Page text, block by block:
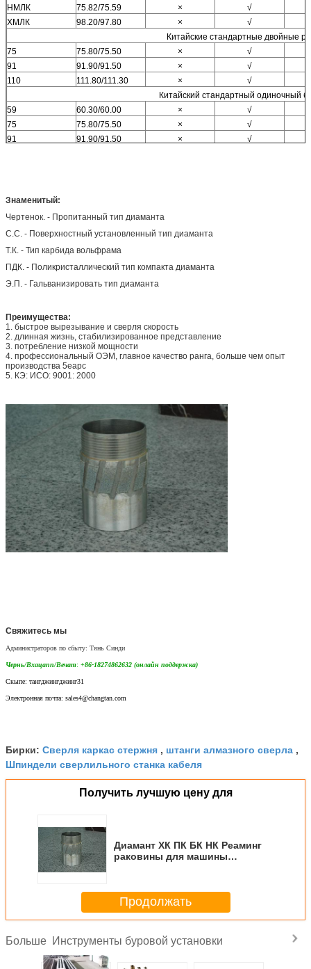
НМЛК
75.82/75.59 ×
√
ХМЛК
98.20/97.80 ×
√
Китайские стандартные двойные
75
75.80/75.50 ×
√
91
91.90/91.50 ×
√
110
111.80/111.30 ×
√
Китайский стандартный одиночный
59
60.30/60.00 ×
√
75
75.80/75.50 ×
√
91
91.90/91.50 ×
√
170
219
225.80/225.40
Знаменитый:
Чертенок. - Пропитанный тип диаманта
С.С. - Поверхностный установленный тип диаманта
Т.К. - Тип карбида вольфрама
ПДК. - Поликристаллический тип компакта диаманта
Э.П. - Гальванизировать тип диаманта
Преимущества:
1. быстрое вырезывание и сверля скорость
2. длинная жизнь, стабилизированное представление
3. потребление низкой мощности
4. профессиональный ОЭМ, главное качество ранга, больше чем опыт
производства 5еарс
5. КЭ: ИСО: 9001: 2000
Свяжитесь мы
Администраторов по сбыту: Тянь Синди
Чернь/Вхацапп/Вечат: +86-18274862632 (онлайн поддержка)
Скыпе: тангджингджинг31
Электронная почта: sales4@changtan.com
Бирки: Сверля каркас стержня , штанги алмазного сверла ,
Шпиндели сверлильного станка кабеля
Получить лучшую цену для
Диамант ХК ПК БК НК Реаминг
раковины для машины
Продолжать
Больше Инструменты буровой установки